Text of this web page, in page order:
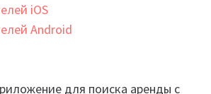
iOS
Android
для поиска аренды с